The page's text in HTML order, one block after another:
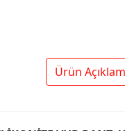
Ürün